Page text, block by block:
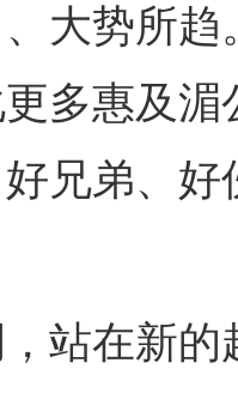
大势所
多惠及
兄弟、
在新的